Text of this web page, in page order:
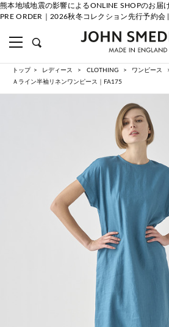
熊本地域地震の影響によるONLINE SHOPのお届
PRE ORDER｜2026秋冬コレクション先行予約
トップ レディース CLOTHING
ワンピース
Ａライン半袖リネンワンピース｜FA175